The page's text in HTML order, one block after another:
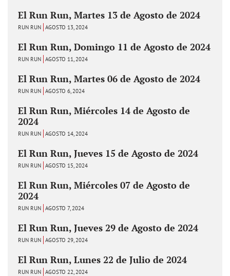
El Run Run, Martes 13 de Agosto de 2024
RUN RUN AGOSTO 13, 2024
El Run Run, Domingo 11 de Agosto de 2024
RUN RUN AGOSTO 11, 2024
El Run Run, Martes 06 de Agosto de 2024
RUN RUN AGOSTO 6, 2024
El Run Run, Miércoles 14 de Agosto de
2024
RUN RUN AGOSTO 14, 2024
El Run Run, Jueves 15 de Agosto de 2024
RUN RUN AGOSTO 15, 2024
El Run Run, Miércoles 07 de Agosto de
2024
RUN RUN AGOSTO 7, 2024
El Run Run, Jueves 29 de Agosto de 2024
RUN RUN AGOSTO 29, 2024
El Run Run, Lunes 22 de Julio de 2024
RUN RUN AGOSTO 22, 2024